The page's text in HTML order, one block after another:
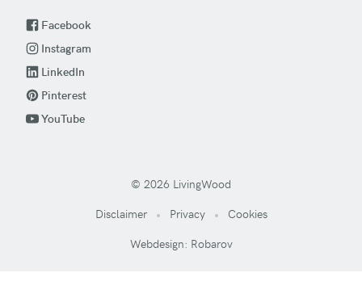
Facebook
Instagram
LinkedIn
Pinterest
YouTube
© 2026 LivingWood
Disclaimer
Privacy
Cookies
Webdesign: Robarov